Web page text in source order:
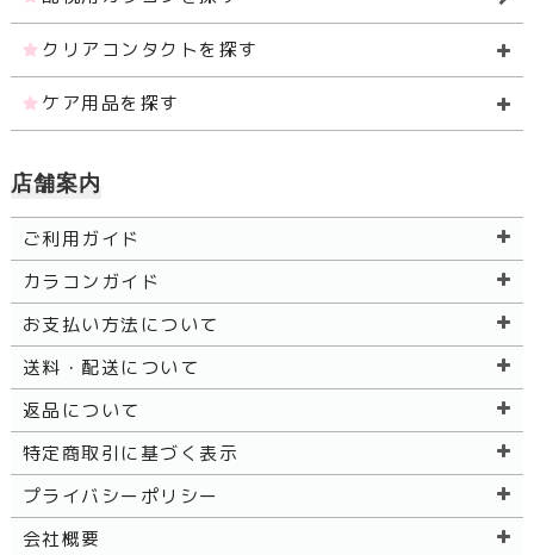
クリアコンタクトを探す
ケア用品を探す
店舗案内
ご利用ガイド
カラコンガイド
お支払い方法について
送料・配送について
返品について
特定商取引に基づく表示
プライバシーポリシー
会社概要